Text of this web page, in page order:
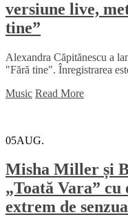
versiune live,
tine”
Alexandra Căpitănescu a
"Fără tine". Înregistrarea
Music Read More
05AUG.
Misha Miller și
„Toată Vara”
extrem de